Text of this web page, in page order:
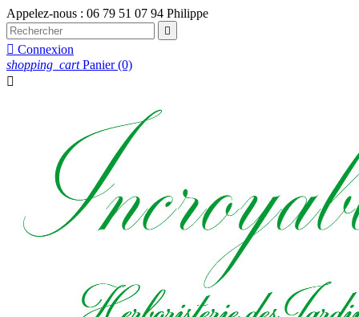
Appelez-nous : 06 79 51 07 94 Philippe

 Connexion
shopping_cart Panier (0)
